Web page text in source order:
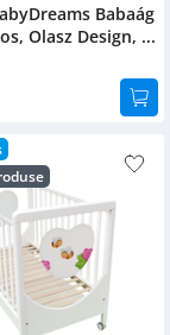
Babaág
Olasz Design, ...